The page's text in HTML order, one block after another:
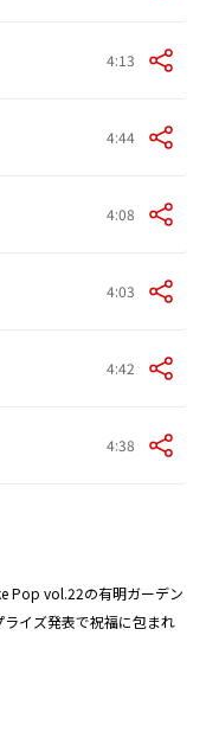
4:13
4:44
4:08
4:03
4:42
4:38
Pop vol.22の有明ガーデン
イズ発表で祝福に包まれ